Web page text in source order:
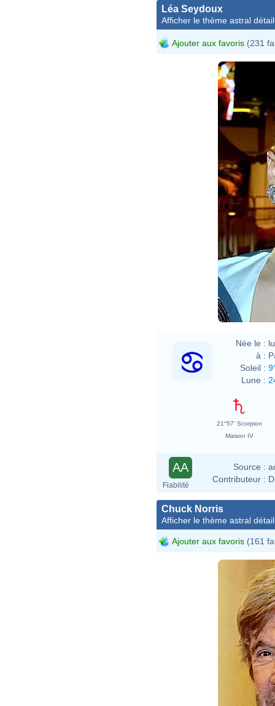
Léa Seydoux
Afficher le thème astral
Ajouter aux favoris (231
Née le :
à :
Soleil :
Lune :
21°57' Scorpion
Maison IV
AA
Fiabilité
Source :
Contributeur :
Chuck Norris
Afficher le thème astral
Ajouter aux favoris (161